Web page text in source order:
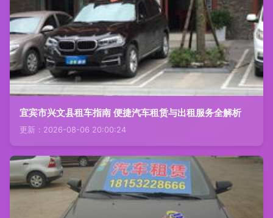
宜宾市兴文县租车指南 便捷汽车租赁与出租服务全解析
更新：2026-08-06 20:00:24